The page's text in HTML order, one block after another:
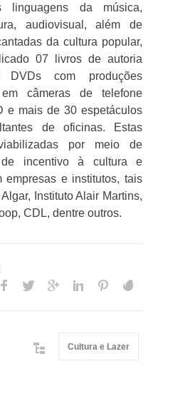
linguagens da música,
audiovisual, além de
da cultura popular,
07 livros de autoria
DVDs com produções
em câmeras de telefone
e mais de 30 espetáculos
de oficinas. Estas
por meio de
de incentivo à cultura e
empresas e institutos, tais
Instituto Alair Martins,
CDL, dentre outros.
Cultura e Lazer